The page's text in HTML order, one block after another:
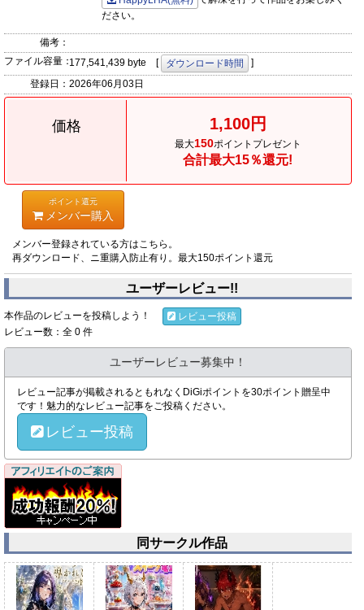
ださい。
備考：
ファイル容量：177,541,439 byte [ ダウンロード時間
]
登録日： 2026年06月03日
価格 1,100円
最大150ポイントプレゼント
合計最大15％還元!
ポイント還元
メンバー購入
メンバー登録されている方はこちら。
再ダウンロード、ニ重購入防止有り。最大150ポイント還元
ユーザーレビュー!!
本作品のレビューを投稿しよう！
レビュー投稿
レビュー数：全 0 件
ユーザーレビュー募集中！
レビュー記事が掲載されるともれなくDiGiポイントを30ポイント贈呈中
です！魅力的なレビュー記事をご投稿ください。
レビュー投稿
同サークル作品